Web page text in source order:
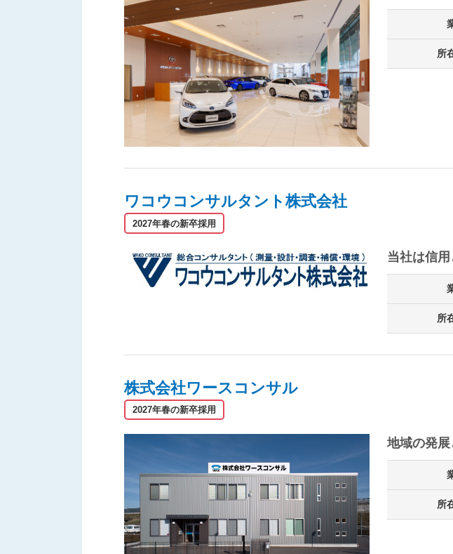
所
ワコウコンサルタント株式会社
2027年春の新卒採用
当社は信用
所
株式会社ワースコンサル
2027年春の新卒採用
地域の発展
所